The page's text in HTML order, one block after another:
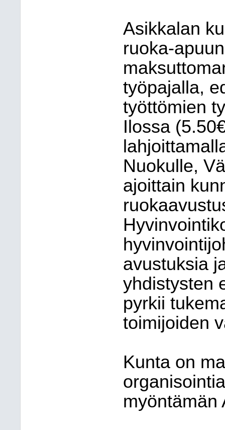
Asikkalan
ruoka-
työpajalla,
työttömien
Ilossa
Nuokulle,
ajoittain
avustuksia
yhdistysten
pyrkii
toimijoiden
Kunta on
myöntämän